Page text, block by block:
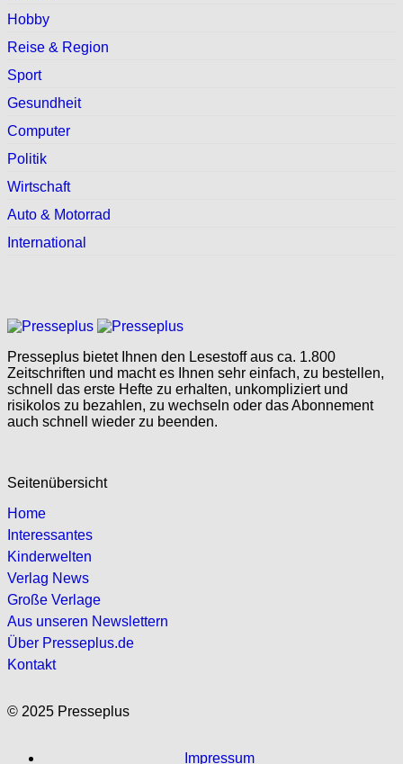
Hobby
Reise & Region
Sport
Gesundheit
Computer
Politik
Wirtschaft
Auto & Motorrad
International
Presseplus bietet Ihnen den Lesestoff aus ca. 1.800
Zeitschriften und macht es Ihnen sehr einfach, zu bestellen,
schnell das erste Hefte zu erhalten, unkompliziert und
risikolos zu bezahlen, zu wechseln oder das Abonnement
auch schnell wieder zu beenden.
Seitenübersicht
Home
Interessantes
Kinderwelten
Verlag News
Große Verlage
Aus unseren Newslettern
Über Presseplus.de
Kontakt
© 2025 Presseplus
Impressum